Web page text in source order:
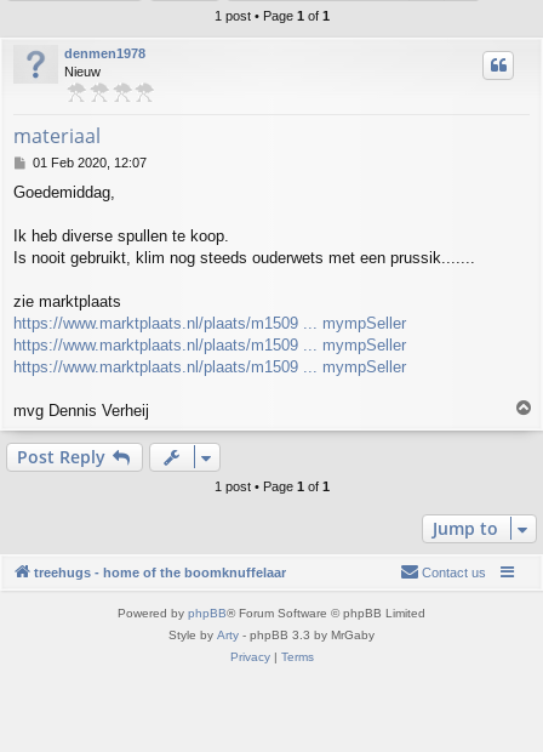
h
1 post • Page 1 of 1
denmen1978
Nieuw
materiaal
P
s
01 Feb 2020, 12:07
Goedemiddag,
Ik heb diverse spullen te koop.
Is nooit gebruikt, klim nog steeds ouderwets met een prussik.......
zie marktplaats
https://www.marktplaats.nl/plaats/m1509 ... mympSeller
https://www.marktplaats.nl/plaats/m1509 ... mympSeller
https://www.marktplaats.nl/plaats/m1509 ... mympSeller
mvg Dennis Verheij
o
Post Reply
1 post • Page 1 of 1
Jump to
treehugs - home of the boomknuffelaar Contact us
Powered by phpBB® Forum Software © phpBB Limited
Style by Arty - phpBB 3.3 by MrGaby
Privacy| Terms